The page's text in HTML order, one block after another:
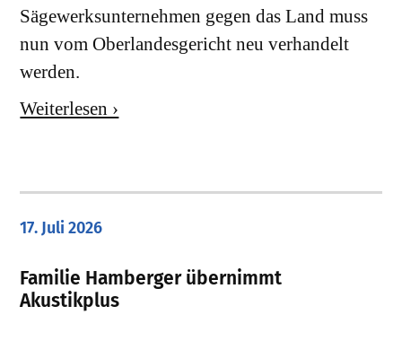
Sägewerksunternehmen gegen das Land muss
nun vom Oberlandesgericht neu verhandelt
werden.
Weiterlesen ›
17. Juli 2026
Familie Hamberger übernimmt
Akustikplus